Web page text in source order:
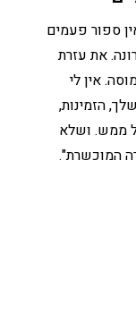
ספור פעמים
את עזרת
אין לי
הזמינות,
ממש. ושלא
המוכשרת".